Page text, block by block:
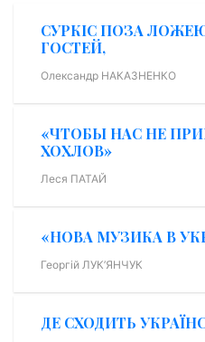
СУРКІС ПОЗА
ГОСТЕЙ,
Олександр НАКАЗНЕНКО
«ЧТОБЫ НАС НЕ
ХОХЛОВ»
Леся ПАТАЙ
«НОВА МУЗИКА В
Георгій ЛУК’ЯНЧУК
ДЕ СХОДИТЬ